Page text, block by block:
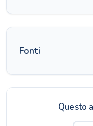
Fonti
Questo